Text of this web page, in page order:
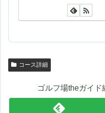
コース詳細
ゴルフ場theガイ